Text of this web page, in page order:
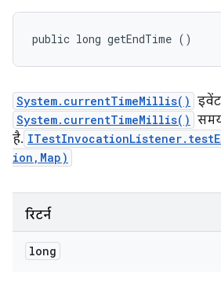
public long getEndTime ()
System.currentTimeMillis()
System.currentTimeMillis()
है.
ion,Map)
रिटर्न
long